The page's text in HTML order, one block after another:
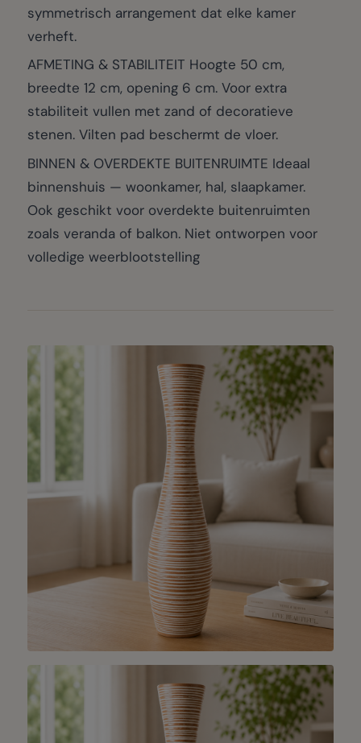
symmetrisch arrangement dat elke kamer
verheft.
AFMETING & STABILITEIT Hoogte 50 cm,
breedte 12 cm, opening 6 cm. Voor extra
stabiliteit vullen met zand of decoratieve
stenen. Vilten pad beschermt de vloer.
BINNEN & OVERDEKTE BUITENRUIMTE Ideaal
binnenshuis — woonkamer, hal, slaapkamer.
Ook geschikt voor overdekte buitenruimten
zoals veranda of balkon. Niet ontworpen voor
volledige weerblootstelling